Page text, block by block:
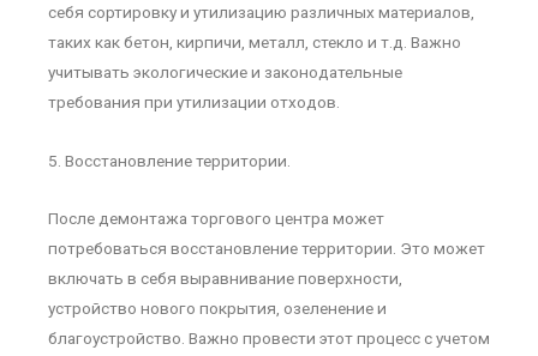
себя сортировку и утилизацию различных материалов,
таких как бетон, кирпичи, металл, стекло и т.д. Важно
учитывать экологические и законодательные
требования при утилизации отходов.
5. Восстановление территории.
После демонтажа торгового центра может
потребоваться восстановление территории. Это может
включать в себя выравнивание поверхности,
устройство нового покрытия, озеленение и
благоустройство. Важно провести этот процесс с учетом